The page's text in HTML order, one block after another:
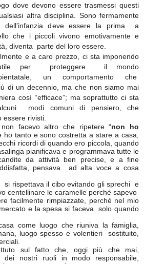
dove devono essere trasmessi questi
altra disciplina. Sono fermamente
dell’infanzia deve essere la prima a
che i piccoli vivono emotivamente e
diventa parte del loro essere.
e a caro prezzo, ci sta imponendo
utile per proteggere il mondo
un comportamento che
di un decennio, ma che non siamo mai
così “efficace”; ma soprattutto ci sta
modi comuni di pensiero, che
essere rivisti.
facevo altro che ripetere “non ho
ho tanto e sono costretta a stare a casa,
ricordi di quando ero piccola, quando
pianificava e programmava tutte le
da attività ben precise, e a fine
pensava ad alta voce a cosa
si rispettava il cibo evitando gli sprechi e
centellinare le caramelle perché sapevo
facilmente rimpiazzate, perché nel mio
e la spesa si faceva solo quando
come luogo che riuniva la famiglia,
luogo spesso e volentieri sostituito,
sul fatto che, oggi più che mai,
dei nostri ruoli in modo responsabile,